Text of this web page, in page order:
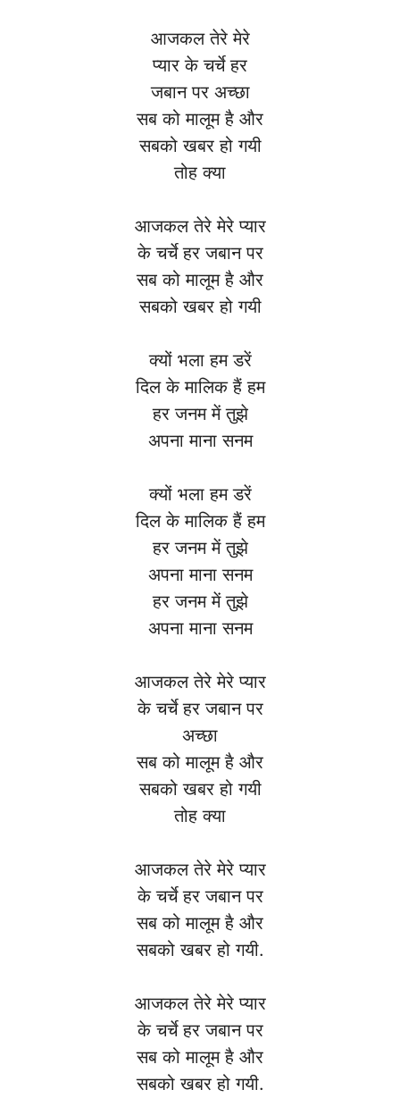
आजकल तेरे मेरे
प्यार के चर्चे हर
जबान पर अच्छा
सब को मालूम है और
सबको खबर हो गयी
तोह क्या
आजकल तेरे मेरे प्यार
के चर्चे हर जबान पर
सब को मालूम है और
सबको खबर हो गयी
क्यों भला हम डरें
दिल के मालिक हैं हम
हर जनम में तुझे
अपना माना सनम
क्यों भला हम डरें
दिल के मालिक हैं हम
हर जनम में तुझे
अपना माना सनम
हर जनम में तुझे
अपना माना सनम
आजकल तेरे मेरे प्यार
के चर्चे हर जबान पर
अच्छा
सब को मालूम है और
सबको खबर हो गयी
तोह क्या
आजकल तेरे मेरे प्यार
के चर्चे हर जबान पर
सब को मालूम है और
सबको खबर हो गयी.
आजकल तेरे मेरे प्यार
के चर्चे हर जबान पर
सब को मालूम है और
सबको खबर हो गयी.